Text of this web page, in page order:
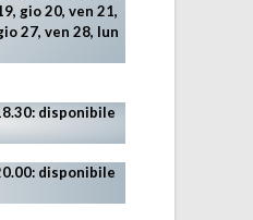
gio 20, ven 21,
27, ven 28, lun
disponibile
disponibile